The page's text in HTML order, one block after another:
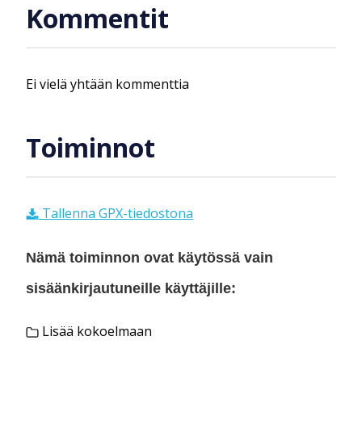
Kommentit
Ei vielä yhtään kommenttia
Toiminnot
Tallenna GPX-tiedostona
Nämä toiminnon ovat käytössä vain
sisäänkirjautuneille käyttäjille:
Lisää kokoelmaan